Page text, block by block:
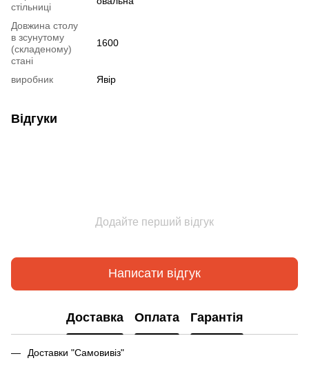
стільниці
Довжина столу
в зсунутому
(складеному)
стані
1600
виробник Явір
Відгуки
Додайте перший відгук
Написати відгук
Доставка Оплата Гарантія
Доставки "Самовивіз"